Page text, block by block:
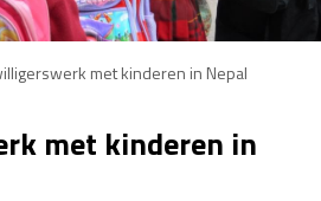
met kinderen in Nepal
met kinderen in